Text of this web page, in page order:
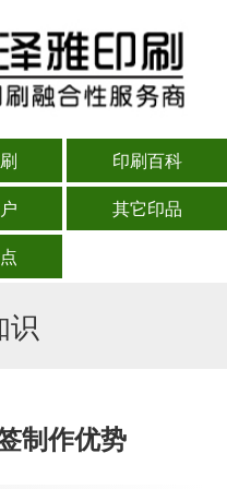
印刷百科
其它印品
识
制作优势